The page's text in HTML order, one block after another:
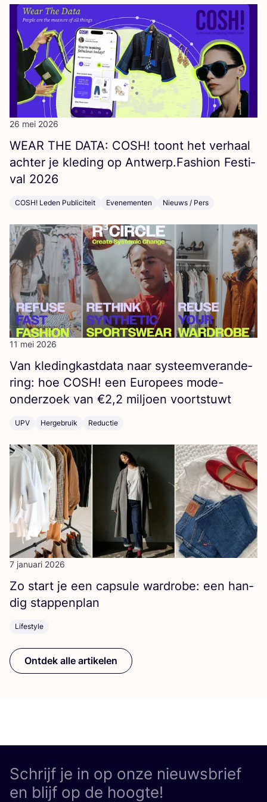
26 mei 2026
WEAR THE DATA: COSH! toont het ver­haal
ach­ter je kle­ding op Antwerp.Fashion Fes­ti­
val 2026
COSH! Leden Publiciteit Evenementen Nieuws / Pers
11 mei 2026
Van kle­ding­kast­da­ta naar sys­teem­ver­an­de­
ring: hoe COSH! een Euro­pees mode-
onder­zoek van €2,2 mil­joen voortstuwt
UPV Hergebruik Reductie
7 januari 2026
Zo start je een cap­su­le ward­ro­be: een han­
dig stappenplan
Lifestyle
Ontdek alle artikelen
Schrijf je in op onze nieuwsbrief
en blijf op de hoogte!